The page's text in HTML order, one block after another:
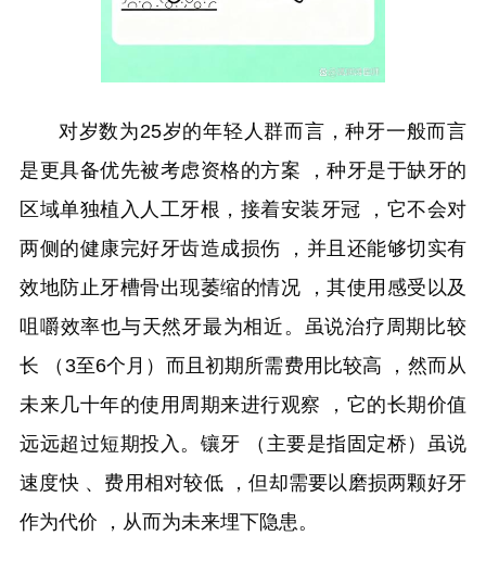
对岁数为25岁的年轻人群而言，种牙一般而言
是更具备优先被考虑资格的方案 ，种牙是于缺牙的
区域单独植入人工牙根，接着安装牙冠 ，它不会对
两侧的健康完好牙齿造成损伤 ，并且还能够切实有
效地防止牙槽骨出现萎缩的情况 ，其使用感受以及
咀嚼效率也与天然牙最为相近。虽说治疗周期比较
长 （3至6个月）而且初期所需费用比较高 ，然而从
未来几十年的使用周期来进行观察 ，它的长期价值
远远超过短期投入。镶牙 （主要是指固定桥）虽说
速度快 、费用相对较低 ，但却需要以磨损两颗好牙
作为代价 ，从而为未来埋下隐患。